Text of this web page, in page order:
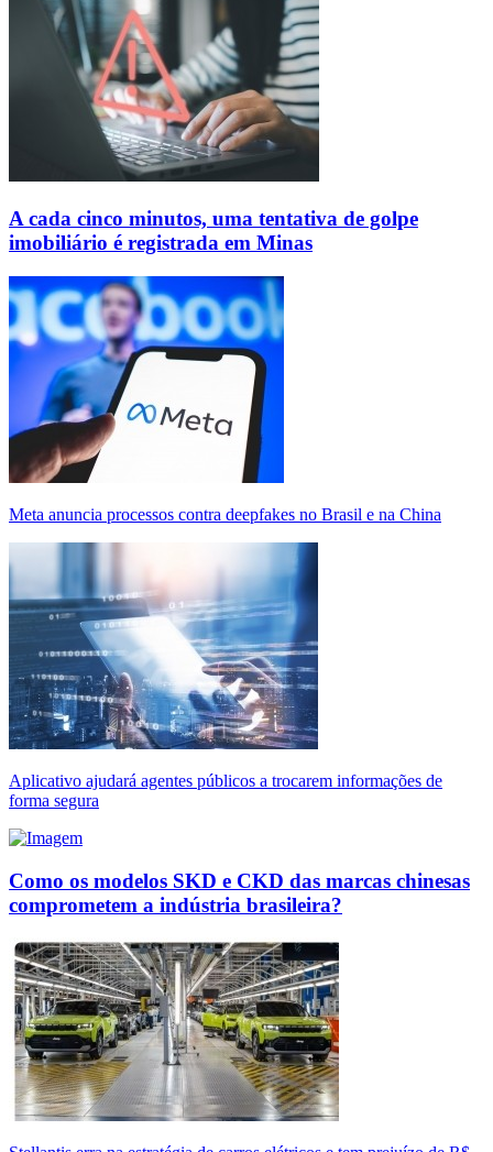
A cada cinco minutos, uma tentativa de golpe
imobiliário é registrada em Minas
Meta anuncia processos contra deepfakes no Brasil e na China
Aplicativo ajudará agentes públicos a trocarem informações de
forma segura
Como os modelos SKD e CKD das marcas chinesas
comprometem a indústria brasileira?